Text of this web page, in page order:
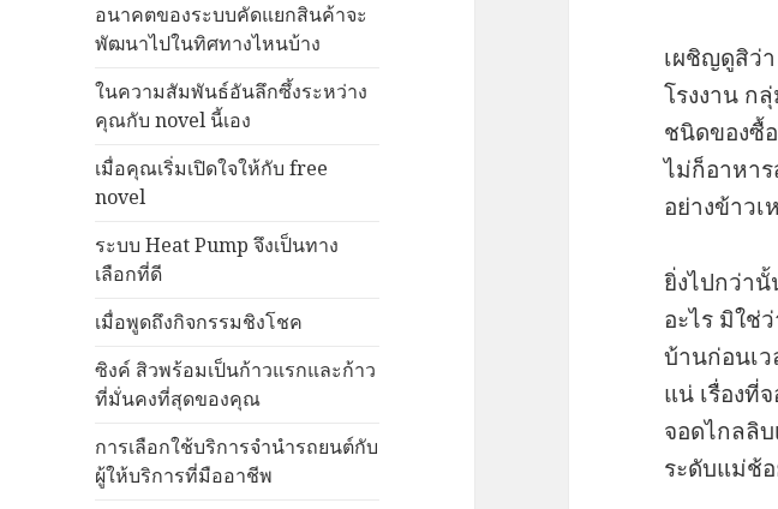
อนาคตของระบบคัดแยกสินค้าจะ
พัฒนาไปในทิศทางไหนบ้าง
ในความสัมพันธ์อันลึกซึ้งระหว่าง
คุณกับ novel นี้เอง
เมื่อคุณเริ่มเปิดใจให้กับ free
novel
ระบบ Heat Pump จึงเป็นทาง
เลือกที่ดี
เมื่อพูดถึงกิจกรรมชิงโชค
ซิงค์ สิวพร้อมเป็นก้าวแรกและก้าว
ที่มั่นคงที่สุดของคุณ
การเลือกใช้บริการจำนำรถยนต์กับ
ผู้ให้บริการที่มืออาชีพ
เผชิญดูสิว่
โรงงาน ก
ชนิดของซื้
ไม่ก็อาหา
อย่างข้าว
ยิ่งไปกว่านั้
อะไร มิใช่
บ้านก่อนเ
แน่ เรื่องที่
จอดไกลลิ
ระดับแม่ช้